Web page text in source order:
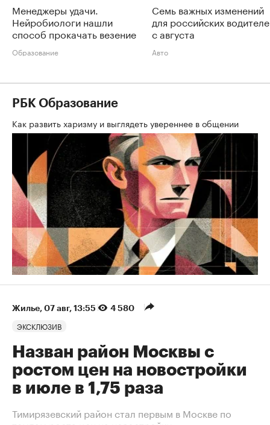
Менеджеры удачи.
Нейробиологи нашли
способ прокачать везение
Образование
Семь важных изменений
для российских
с августа
Авто
РБК Образование
Как развить харизму и выглядеть увереннее в общении
Жилье⁠, 07 авг, 13:55 4 580
ЭКСКЛЮЗИВ
Назван район Москвы с
ростом цен на новостройки
в июле в 1,75 раза
Тимирязевский район стал первым в Москве по